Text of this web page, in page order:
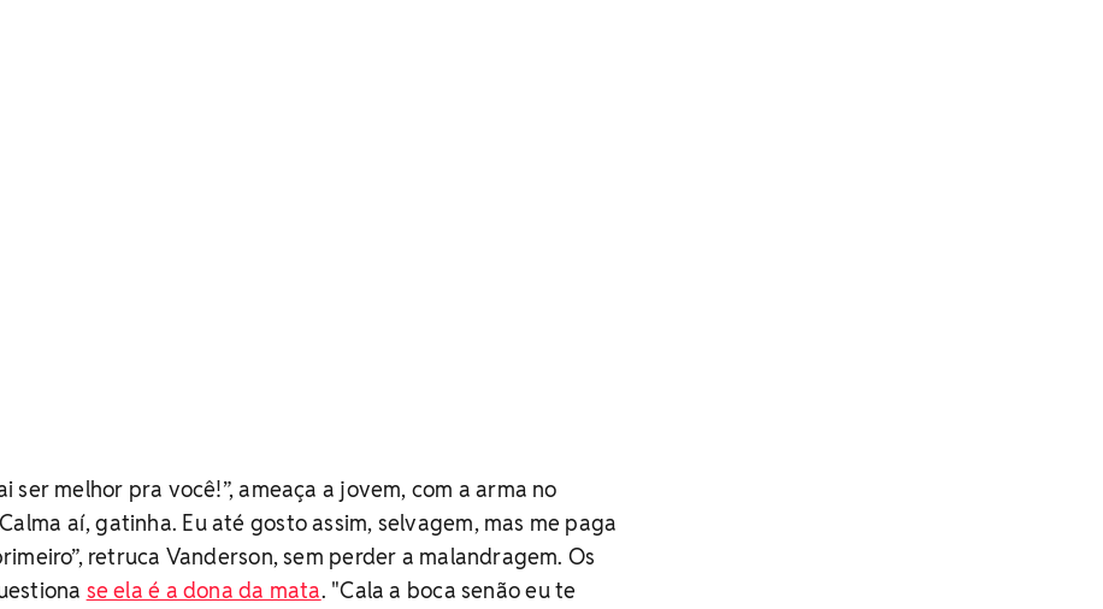
ser melhor pra você!”, ameaça a jovem, com a arma no
aí, gatinha. Eu até gosto assim, selvagem, mas me paga
retruca Vanderson, sem perder a malandragem. Os
se ela é a dona da mata. "Cala a boca senão eu te